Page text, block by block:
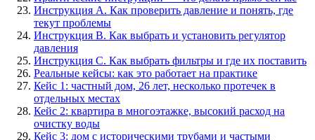
Инструкция A. Как проверить давление и понять, где
текут проблемы
Инструкция B. Как выбрать и установить регулятор
давления
Инструкция C. Как выбрать фильтры и где их поставить
Реальные кейсы: как это работает на практике
Кейс 1: частный дом, 26 лет, несколько протечек в
отдельных местах
Кейс 2: квартира в многоэтажке, высокий расход на
очистку воды
Кейс 3: дом с историческими трубами и частыми